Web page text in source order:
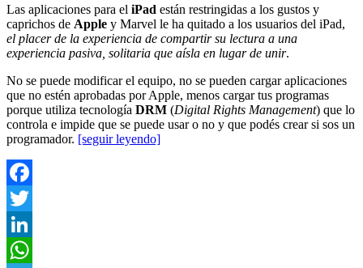
Las aplicaciones para el iPad están restringidas a los gustos y
caprichos de Apple y Marvel le ha quitado a los usuarios del iPad,
el placer de la experiencia de compartir su lectura a una
experiencia pasiva, solitaria que aísla en lugar de unir.
No se puede modificar el equipo, no se pueden cargar aplicaciones
que no estén aprobadas por Apple, menos cargar tus programas
porque utiliza tecnología DRM (Digital Rights Management) que lo
controla e impide que se puede usar o no y que podés crear si sos un
programador. [seguir leyendo]
Facebook
Twitter
LinkedIn